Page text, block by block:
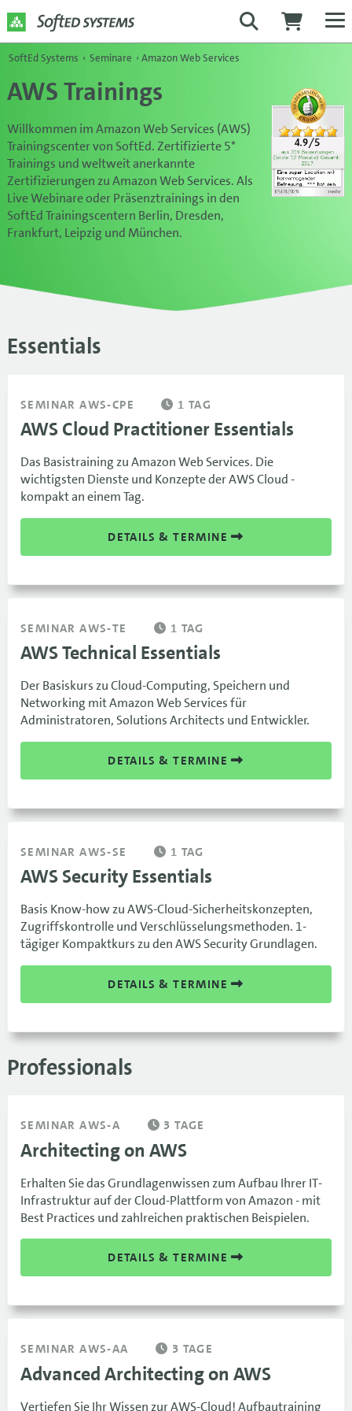
SoftEd Systems › Seminare › Amazon Web Services
AWS Trainings
Willkommen im Amazon Web Services (AWS)
Trainingscenter von SoftEd. Zertifizierte 5*
Trainings und weltweit anerkannte
Zertifizierungen zu Amazon Web Services. Als
Live Webinare oder Präsenztrainings in den
SoftEd Trainingscentern Berlin, Dresden,
Frankfurt, Leipzig und München.
Essentials
SEMINAR AWS-CPE 1 TAG
AWS Cloud Practitioner Essentials
Das Basistraining zu Amazon Web Services. Die
wichtigsten Dienste und Konzepte der AWS Cloud -
kompakt an einem Tag.
DETAILS & TERMINE
SEMINAR AWS-TE 1 TAG
AWS Technical Essentials
Der Basiskurs zu Cloud-Computing, Speichern und
Networking mit Amazon Web Services für
Administratoren, Solutions Architects und Entwickler.
DETAILS & TERMINE
SEMINAR AWS-SE 1 TAG
AWS Security Essentials
Basis Know-how zu AWS-Cloud-Sicherheitskonzepten,
Zugriffskontrolle und Verschlüsselungsmethoden. 1-
tägiger Kompaktkurs zu den AWS Security Grundlagen.
DETAILS & TERMINE
Professionals
SEMINAR AWS-A 3 TAGE
Architecting on AWS
Erhalten Sie das Grundlagenwissen zum Aufbau Ihrer IT-
Infrastruktur auf der Cloud-Plattform von Amazon - mit
Best Practices und zahlreichen praktischen Beispielen.
DETAILS & TERMINE
SEMINAR AWS-AA 3 TAGE
Advanced Architecting on AWS
Vertiefen Sie Ihr Wissen zur AWS-Cloud! Aufbautraining